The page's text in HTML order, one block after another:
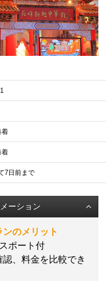
着
着
7日前まで
ーション
のメリット
ポート付
、料金を比較でき